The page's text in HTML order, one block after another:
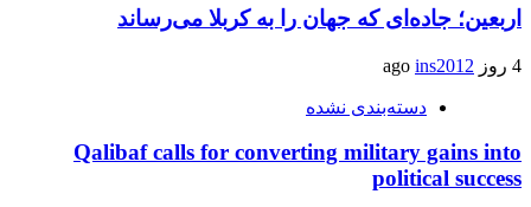
اربعین؛ جاده‌ای که جهان را به کربلا می‌رساند
4 روز ago ins2012
دسته‌بندی نشده
Qalibaf calls for converting military gains into
political success